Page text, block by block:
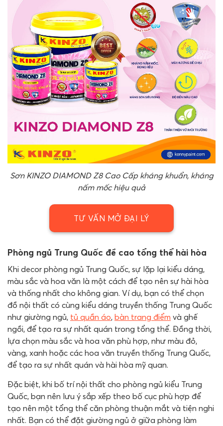
Sơn KINZO DIAMOND Z8 Cao Cấp kháng khuẩn, kháng
nấm mốc hiệu quả
TƯ VẤN MỞ ĐẠI LÝ
Phòng ngủ Trung Quốc đề cao tổng thể hài hòa
Khi decor phòng ngủ Trung Quốc, sự lặp lại kiểu dáng,
màu sắc và hoa văn là một cách để tạo nên sự hài hòa
và thống nhất cho không gian. Ví dụ, bạn có thể chọn
đồ nội thất có cùng kiểu dáng truyền thống Trung Quốc
như giường ngủ, tủ quần áo, bàn trang điểm và ghế
ngồi, để tạo ra sự nhất quán trong tổng thể. Đồng thời,
lựa chọn màu sắc và hoa văn phù hợp, như màu đỏ,
vàng, xanh hoặc các hoa văn truyền thống Trung Quốc,
để tạo ra sự nhất quán và hài hòa mỹ quan.
Đặc biệt, khi bố trí nội thất cho phòng ngủ kiểu Trung
Quốc, bạn nên lưu ý sắp xếp theo bố cục phù hợp để
tạo nên một tổng thể căn phòng thuận mắt và tiện nghi
nhất. Bạn có thể đặt giường ngủ ở giữa phòng làm